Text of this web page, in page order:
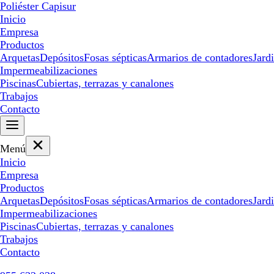
Poliéster Capisur
Inicio
Empresa
Productos
ArquetasDepósitosFosas sépticasArmarios de contadores
Impermeabilizaciones
PiscinasCubiertas, terrazas y canalones
Trabajos
Contacto
Menú
Inicio
Empresa
Productos
ArquetasDepósitosFosas sépticasArmarios de contadores
Impermeabilizaciones
PiscinasCubiertas, terrazas y canalones
Trabajos
Contacto